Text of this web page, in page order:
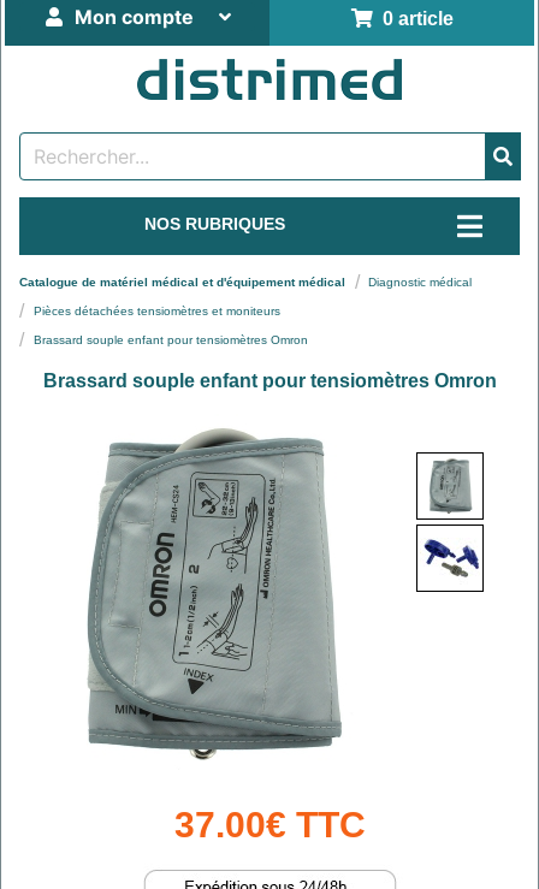
0 article
Mon compte
NOS RUBRIQUES
Catalogue de matériel médical et d'équipement médical Diagnostic médical
Pièces détachées tensiomètres et moniteurs
Brassard souple enfant pour tensiomètres Omron
Brassard souple enfant pour tensiomètres Omron
37.00€ TTC